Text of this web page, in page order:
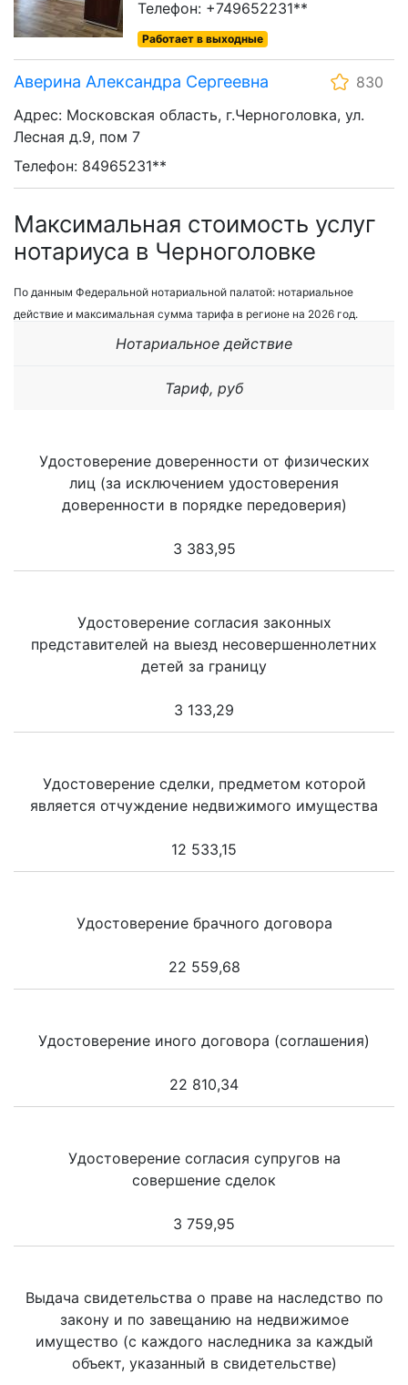
Телефон: +749652231**
Работает в выходные
Аверина Александра Сергеевна
830
Адрес: Московская область, г.Черноголовка, ул.
Лесная д.9, пом 7
Телефон: 84965231**
Максимальная стоимость услуг
нотариуса в Черноголовке
По данным Федеральной нотариальной палатой: нотариальное
действие и максимальная сумма тарифа в регионе на 2026 год.
Нотариальное действие
Тариф, руб
Удостоверение доверенности от физических
лиц (за исключением удостоверения
доверенности в порядке передоверия)
3 383,95
Удостоверение согласия законных
представителей на выезд несовершеннолетних
детей за границу
3 133,29
Удостоверение сделки, предметом которой
является отчуждение недвижимого имущества
12 533,15
Удостоверение брачного договора
22 559,68
Удостоверение иного договора (соглашения)
22 810,34
Удостоверение согласия супругов на
совершение сделок
3 759,95
Выдача свидетельства о праве на наследство по
закону и по завещанию на недвижимое
имущество (с каждого наследника за каждый
объект, указанный в свидетельстве)